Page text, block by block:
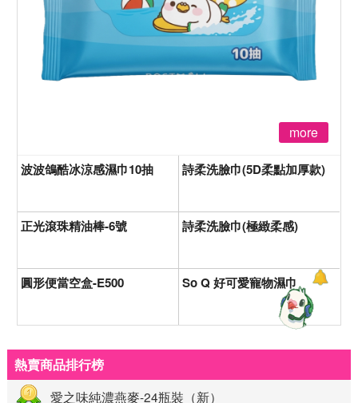
波波鴿酷冰涼感濕巾10抽 詩柔洗臉巾(5D柔點加厚款)
正光滾珠精油棒-6號 詩柔洗臉巾(極緻柔感)
圓形便當空盒-E500 So Q 好可愛寵物濕巾
more
熱賣商品排行榜
愛之味純濃燕麥-24瓶裝（新）